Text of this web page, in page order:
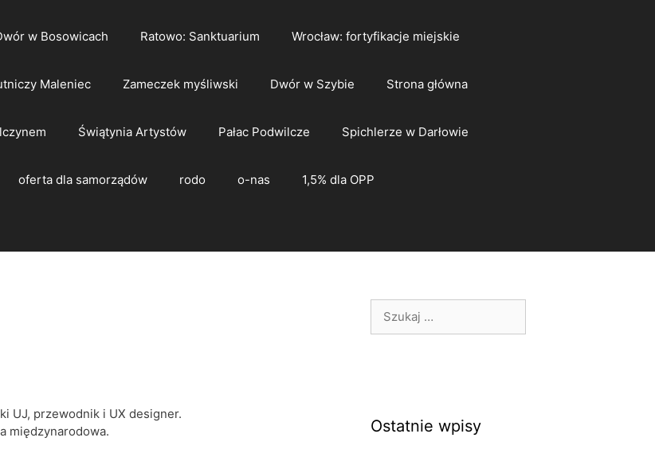
w Bosowicach Ratowo: Sanktuarium Wrocław: fortyfikacje miejskie
Maleniec Zameczek myśliwski Dwór w Szybie Strona główna
Świątynia Artystów Pałac Podwilcze Spichlerze w Darłowie
oferta dla samorządów rodo o-nas 1,5% dla OPP
UJ, przewodnik i UX designer.
międzynarodowa.
Ostatnie wpisy